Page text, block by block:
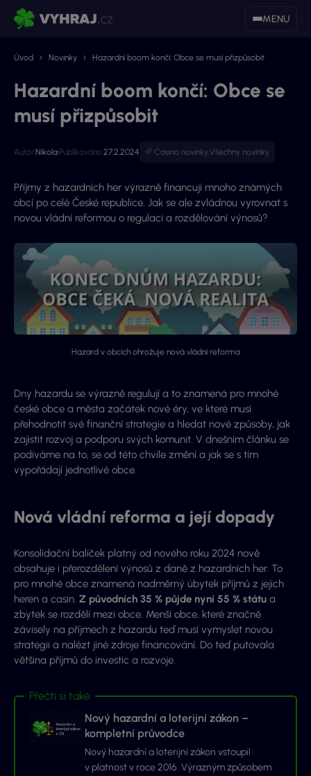
MENU
Úvod Novinky Hazardní boom končí: Obce se musí přizpůsobit
Hazardní boom končí: Obce se
musí přizpůsobit
Autor: Nikola Publikováno: 27.2.2024 Casino novinky,Všechny novinky
Příjmy z hazardních her výrazně financují mnoho známých
obcí po celé České republice. Jak se ale zvládnou vyrovnat s
novou vládní reformou o regulaci a rozdělování výnosů?
Hazard v obcích ohrožuje nová vládní reforma
Dny hazardu se výrazně regulují a to znamená pro mnohé
české obce a města začátek nové éry, ve které musí
přehodnotit své finanční strategie a hledat nové způsoby, jak
zajistit rozvoj a podporu svých komunit. V dnešním článku se
podíváme na to, se od této chvíle změní a jak se s tím
vypořádají jednotlivé obce.
Nová vládní reforma a její dopady
Konsolidační balíček platný od nového roku 2024 nově
obsahuje i přerozdělení výnosů z daně z hazardních her. To
pro mnohé obce znamená nadměrný úbytek příjmů z jejich
heren a casin. Z původních 35 % půjde nyní 55 % státu a
zbytek se rozdělí mezi obce. Menší obce, které značně
závisely na příjmech z hazardu teď musí vymyslet novou
strategii a nalézt jiné zdroje financování. Do teď putovala
většina příjmů do investic a rozvoje.
Přečti si také
Nový hazardní a loterijní zákon –
kompletní průvodce
Nový hazardní a loterijní zákon vstoupil
v platnost v roce 2016. Výrazným způsobem